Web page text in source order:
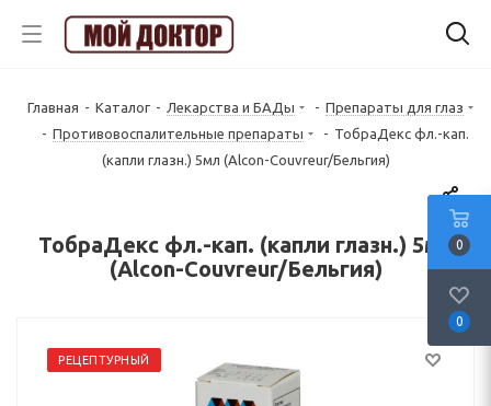
Главная - Каталог - Лекарства и БАДы - Препараты для глаз
- Противовоспалительные препараты - ТобраДекс фл.-кап.
(капли глазн.) 5мл (Alcon-Couvreur/Бельгия)
ТобраДекс фл.-кап. (капли глазн.) 5мл
(Alcon-Couvreur/Бельгия)
РЕЦЕПТУРНЫЙ
0
0